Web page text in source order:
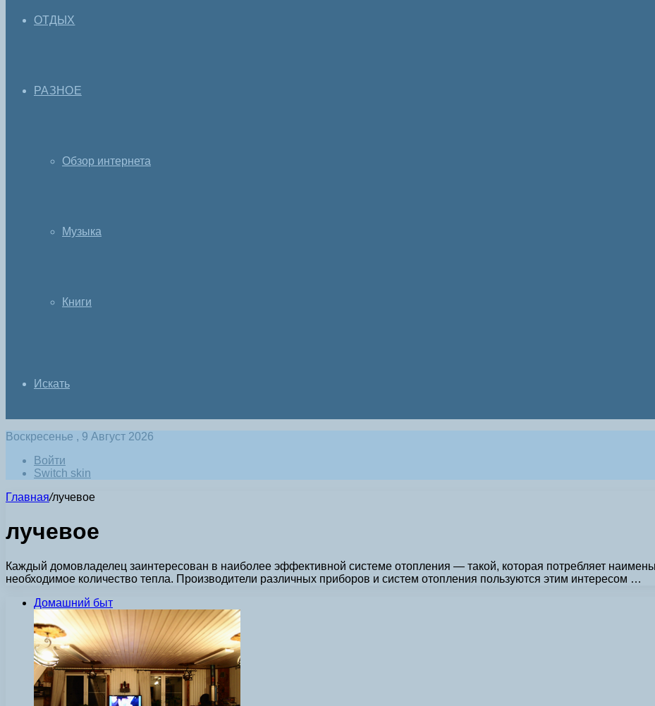
ОТДЫХ
РАЗНОЕ
Обзор интернета
Музыка
Книги
Искать
Воскресенье , 9 Август 2026
Войти
Switch skin
Главная/лучевое
лучевое
Каждый домовладелец заинтересован в наиболее эффективной системе отопления — такой, которая потребляет
необходимое количество тепла. Производители различных приборов и систем отопления пользуются этим интересом …
Домашний быт